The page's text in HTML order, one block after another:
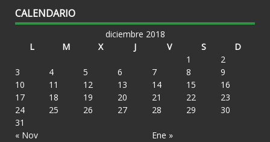
CALENDARIO
diciembre 2018
L
M X J V S D
« Nov Ene »
1
2
3
4 5 6 7 8
9
10
11 12 13 14 15
16
17
18 19 20 21 22
23
24
25 26 27 28 29
30
31